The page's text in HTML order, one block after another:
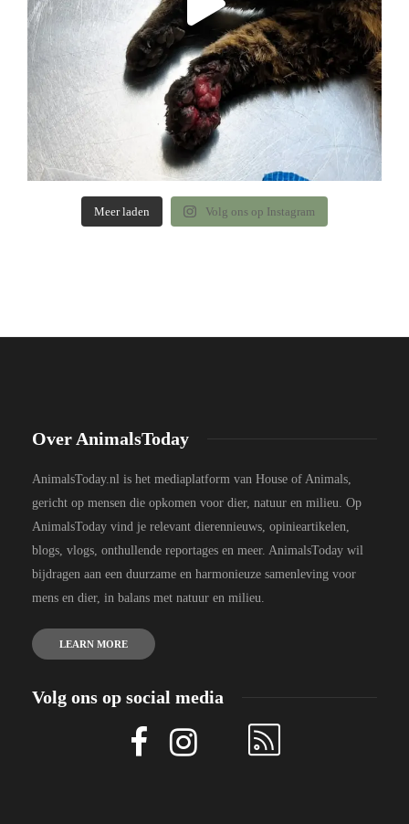
Meer laden Volg ons op Instagram
Over AnimalsToday
AnimalsToday.nl is het mediaplatform van House of Animals,
gericht op mensen die opkomen voor dier, natuur en milieu. Op
AnimalsToday vind je relevant dierennieuws, opinieartikelen,
blogs, vlogs, onthullende reportages en meer. AnimalsToday wil
bijdragen aan een duurzame en harmonieuze samenleving voor
mens en dier, in balans met natuur en milieu.
LEARN MORE
Volg ons op social media